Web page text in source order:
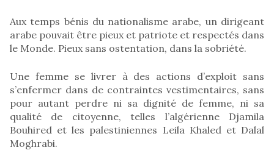
Aux temps bénis du nationalisme arabe, un dirigeant
arabe pouvait être pieux et patriote et respectés dans
le Monde. Pieux sans ostentation, dans la sobriété.
Une femme se livrer à des actions d’exploit sans
s’enfermer dans de contraintes vestimentaires, sans
pour autant perdre ni sa dignité de femme, ni sa
qualité de citoyenne, telles l’algérienne Djamila
Bouhired et les palestiniennes Leila Khaled et Dalal
Moghrabi.